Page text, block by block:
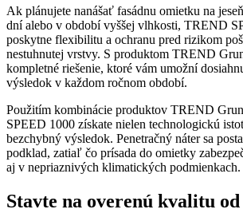
Ak plánujete nanášať fasádnu omietku na
dní alebo v období vyššej vlhkosti, TREND
poskytne flexibilitu a ochranu pred rizikom
nestuhnutej vrstvy. S produktom TREND
kompletné riešenie, ktoré vám umožní
výsledok v každom ročnom období.
Použitím kombinácie produktov TREND
SPEED 1000 získate nielen technologickú
bezchybný výsledok. Penetračný náter sa
podklad, zatiaľ čo prísada do omietky
aj v nepriaznivých klimatických podmienkach.
Stavte na overenú kvalitu